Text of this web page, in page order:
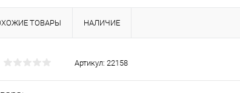
ТОВАРЫ НАЛИЧИЕ
Артикул: 22158